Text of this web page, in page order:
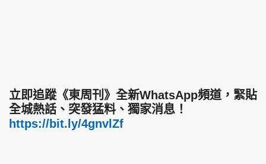
立即追蹤《東周刊》全新WhatsApp頻道，緊貼
全城熱話、突發猛料、獨家消息！
https://bit.ly/4gnvlZf